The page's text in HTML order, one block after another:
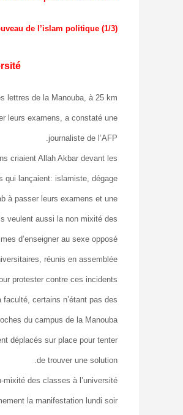
de l’islam politique (1/3)
lettres de la Manouba, à 25 km
leurs examens, a constaté une
journaliste de l’AFP.
criaient Allah Akbar devant les
qui lançaient: islamiste, dégage!
à passer leurs examens et une
veulent aussi la non mixité des
d’enseigner au sexe opposé.
réunis en assemblée
protester contre ces incidents.
certains n’étant pas des
du campus de la Manouba.
déplacés sur place pour tenter
de trouver une solution.
des classes à l’université.
la manifestation lundi soir.